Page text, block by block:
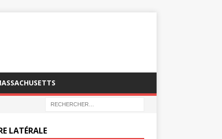
LATÉRALE